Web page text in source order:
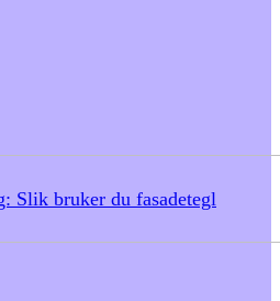
Slik bruker du fasadetegl